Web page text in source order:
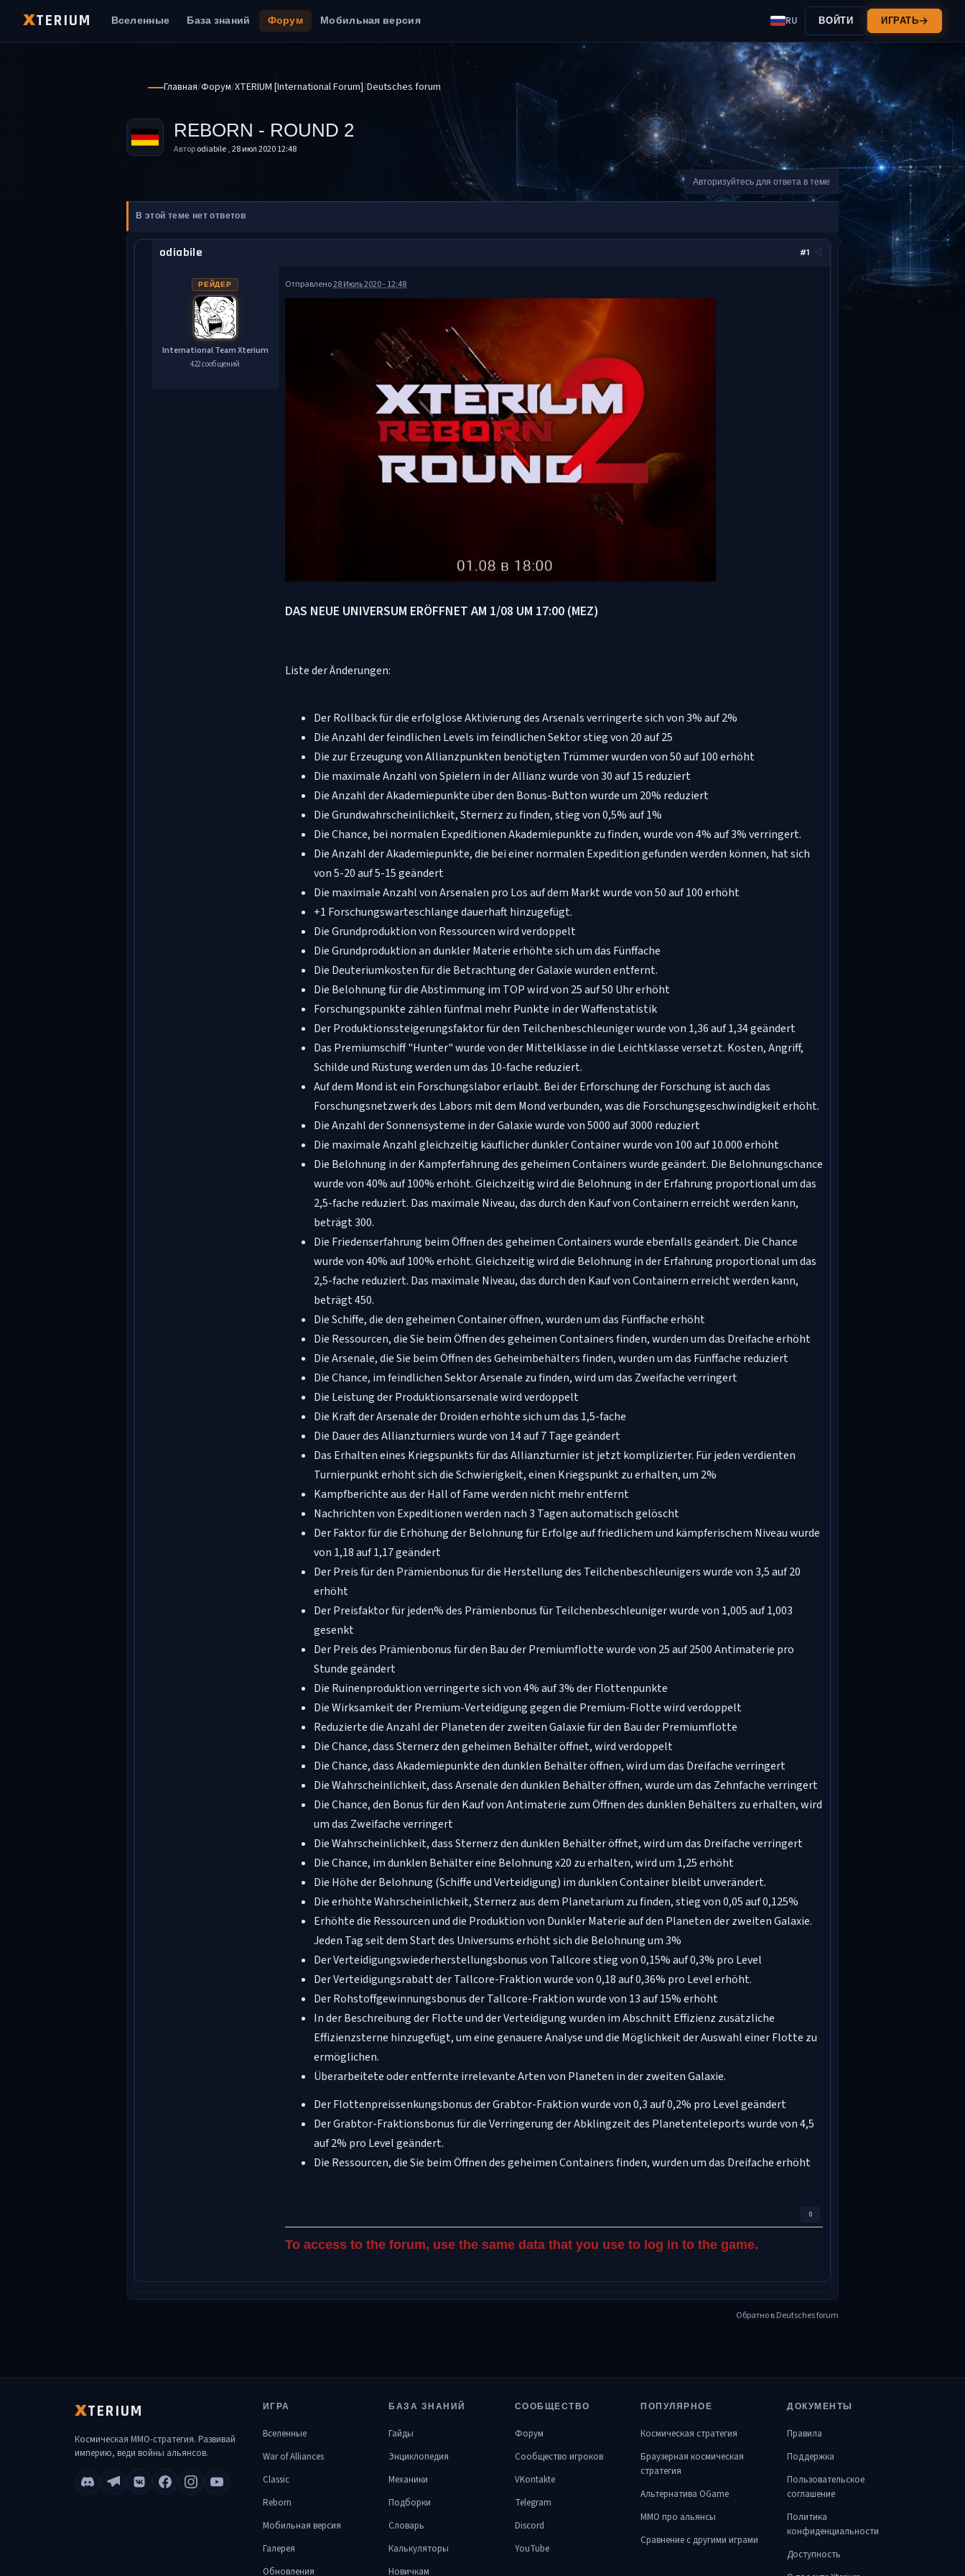
XTERIUM Вселенные База знаний Форум Мобильная версия RU ВОЙТИ ИГРАТЬ
Главная Форум XTERIUM [International Forum] Deutsches forum
REBORN - ROUND 2
Авторodiabile,28 июл 2020 12:48
Авторизуйтесь для ответа в теме
В этой теме нет ответов
#1
odiabile
РЕЙДЕР
International Team Xterium
422 сообщений
Отправлено28 Июль 2020 - 12:48
DAS NEUE UNIVERSUM ERÖFFNET AM 1/08 UM 17:00 (MEZ)
Liste der Änderungen:
Der Rollback für die erfolglose Aktivierung des Arsenals verringerte sich von 3% auf 2%
Die Anzahl der feindlichen Levels im feindlichen Sektor stieg von 20 auf 25
Die zur Erzeugung von Allianzpunkten benötigten Trümmer wurden von 50 auf 100 erhöht
Die maximale Anzahl von Spielern in der Allianz wurde von 30 auf 15 reduziert
Die Anzahl der Akademiepunkte über den Bonus-Button wurde um 20% reduziert
Die Grundwahrscheinlichkeit, Sternerz zu finden, stieg von 0,5% auf 1%
Die Chance, bei normalen Expeditionen Akademiepunkte zu finden, wurde von 4% auf 3% verringert.
Die Anzahl der Akademiepunkte, die bei einer normalen Expedition gefunden werden können, hat sich
von 5-20 auf 5-15 geändert
Die maximale Anzahl von Arsenalen pro Los auf dem Markt wurde von 50 auf 100 erhöht
+1 Forschungswarteschlange dauerhaft hinzugefügt.
Die Grundproduktion von Ressourcen wird verdoppelt
Die Grundproduktion an dunkler Materie erhöhte sich um das Fünffache
Die Deuteriumkosten für die Betrachtung der Galaxie wurden entfernt.
Die Belohnung für die Abstimmung im TOP wird von 25 auf 50 Uhr erhöht
Forschungspunkte zählen fünfmal mehr Punkte in der Waffenstatistik
Der Produktionssteigerungsfaktor für den Teilchenbeschleuniger wurde von 1,36 auf 1,34 geändert
Das Premiumschiff "Hunter" wurde von der Mittelklasse in die Leichtklasse versetzt. Kosten, Angriff,
Schilde und Rüstung werden um das 10-fache reduziert.
Auf dem Mond ist ein Forschungslabor erlaubt. Bei der Erforschung der Forschung ist auch das
Forschungsnetzwerk des Labors mit dem Mond verbunden, was die Forschungsgeschwindigkeit erhöht.
Die Anzahl der Sonnensysteme in der Galaxie wurde von 5000 auf 3000 reduziert
Die maximale Anzahl gleichzeitig käuflicher dunkler Container wurde von 100 auf 10.000 erhöht
Die Belohnung in der Kampferfahrung des geheimen Containers wurde geändert. Die Belohnungschance
wurde von 40% auf 100% erhöht. Gleichzeitig wird die Belohnung in der Erfahrung proportional um das
2,5-fache reduziert. Das maximale Niveau, das durch den Kauf von Containern erreicht werden kann,
beträgt 300.
Die Friedenserfahrung beim Öffnen des geheimen Containers wurde ebenfalls geändert. Die Chance
wurde von 40% auf 100% erhöht. Gleichzeitig wird die Belohnung in der Erfahrung proportional um das
2,5-fache reduziert. Das maximale Niveau, das durch den Kauf von Containern erreicht werden kann,
beträgt 450.
Die Schiffe, die den geheimen Container öffnen, wurden um das Fünffache erhöht
Die Ressourcen, die Sie beim Öffnen des geheimen Containers finden, wurden um das Dreifache erhöht
Die Arsenale, die Sie beim Öffnen des Geheimbehälters finden, wurden um das Fünffache reduziert
Die Chance, im feindlichen Sektor Arsenale zu finden, wird um das Zweifache verringert
Die Leistung der Produktionsarsenale wird verdoppelt
Die Kraft der Arsenale der Droiden erhöhte sich um das 1,5-fache
Die Dauer des Allianzturniers wurde von 14 auf 7 Tage geändert
Das Erhalten eines Kriegspunkts für das Allianzturnier ist jetzt komplizierter. Für jeden verdienten
Turnierpunkt erhöht sich die Schwierigkeit, einen Kriegspunkt zu erhalten, um 2%
Kampfberichte aus der Hall of Fame werden nicht mehr entfernt
Nachrichten von Expeditionen werden nach 3 Tagen automatisch gelöscht
Der Faktor für die Erhöhung der Belohnung für Erfolge auf friedlichem und kämpferischem Niveau wurde
von 1,18 auf 1,17 geändert
Der Preis für den Prämienbonus für die Herstellung des Teilchenbeschleunigers wurde von 3,5 auf 20
erhöht
Der Preisfaktor für jeden% des Prämienbonus für Teilchenbeschleuniger wurde von 1,005 auf 1,003
gesenkt
Der Preis des Prämienbonus für den Bau der Premiumflotte wurde von 25 auf 2500 Antimaterie pro
Stunde geändert
Die Ruinenproduktion verringerte sich von 4% auf 3% der Flottenpunkte
Die Wirksamkeit der Premium-Verteidigung gegen die Premium-Flotte wird verdoppelt
Reduzierte die Anzahl der Planeten der zweiten Galaxie für den Bau der Premiumflotte
Die Chance, dass Sternerz den geheimen Behälter öffnet, wird verdoppelt
Die Chance, dass Akademiepunkte den dunklen Behälter öffnen, wird um das Dreifache verringert
Die Wahrscheinlichkeit, dass Arsenale den dunklen Behälter öffnen, wurde um das Zehnfache verringert
Die Chance, den Bonus für den Kauf von Antimaterie zum Öffnen des dunklen Behälters zu erhalten, wird
um das Zweifache verringert
Die Wahrscheinlichkeit, dass Sternerz den dunklen Behälter öffnet, wird um das Dreifache verringert
Die Chance, im dunklen Behälter eine Belohnung x20 zu erhalten, wird um 1,25 erhöht
Die Höhe der Belohnung (Schiffe und Verteidigung) im dunklen Container bleibt unverändert.
Die erhöhte Wahrscheinlichkeit, Sternerz aus dem Planetarium zu finden, stieg von 0,05 auf 0,125%
Erhöhte die Ressourcen und die Produktion von Dunkler Materie auf den Planeten der zweiten Galaxie.
Jeden Tag seit dem Start des Universums erhöht sich die Belohnung um 3%
Der Verteidigungswiederherstellungsbonus von Tallcore stieg von 0,15% auf 0,3% pro Level
Der Verteidigungsrabatt der Tallcore-Fraktion wurde von 0,18 auf 0,36% pro Level erhöht.
Der Rohstoffgewinnungsbonus der Tallcore-Fraktion wurde von 13 auf 15% erhöht
In der Beschreibung der Flotte und der Verteidigung wurden im Abschnitt Effizienz zusätzliche
Effizienzsterne hinzugefügt, um eine genauere Analyse und die Möglichkeit der Auswahl einer Flotte zu
ermöglichen.
Überarbeitete oder entfernte irrelevante Arten von Planeten in der zweiten Galaxie.
Der Flottenpreissenkungsbonus der Grabtor-Fraktion wurde von 0,3 auf 0,2% pro Level geändert
Der Grabtor-Fraktionsbonus für die Verringerung der Abklingzeit des Planetenteleports wurde von 4,5
auf 2% pro Level geändert.
Die Ressourcen, die Sie beim Öffnen des geheimen Containers finden, wurden um das Dreifache erhöht
0
To access to the forum, use the same data that you use to log in to the game.
Обратно в Deutsches forum
XTERIUM
Космическая MMO-стратегия. Развивай
империю, веди войны альянсов.
ИГРА
Вселенные
War of Alliances
Classic
Reborn
Мобильная версия
Галерея
Обновления
БАЗА ЗНАНИЙ
Гайды
Энциклопедия
Механики
Подборки
Словарь
Калькуляторы
Новичкам
СООБЩЕСТВО
Форум
Сообщество игроков
VKontakte
Telegram
Discord
YouTube
ПОПУЛЯРНОЕ
Космическая стратегия
Браузерная космическая
стратегия
Альтернатива OGame
MMO про альянсы
Сравнение с другими играми
ДОКУМЕНТЫ
Правила
Поддержка
Пользовательское
соглашение
Политика
конфиденциальности
Доступность